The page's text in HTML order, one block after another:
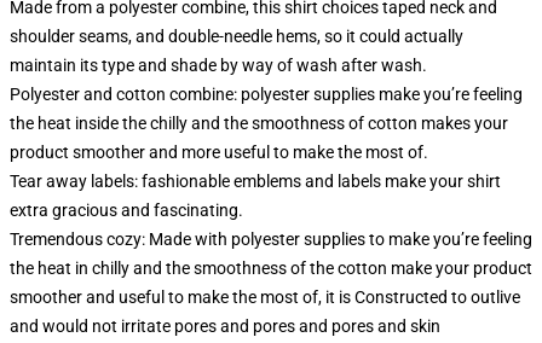
Made from a polyester combine, this shirt choices taped neck and
shoulder seams, and double-needle hems, so it could actually
maintain its type and shade by way of wash after wash.
Polyester and cotton combine: polyester supplies make you’re feeling
the heat inside the chilly and the smoothness of cotton makes your
product smoother and more useful to make the most of.
Tear away labels: fashionable emblems and labels make your shirt
extra gracious and fascinating.
Tremendous cozy: Made with polyester supplies to make you’re feeling
the heat in chilly and the smoothness of the cotton make your product
smoother and useful to make the most of, it is Constructed to outlive
and would not irritate pores and pores and pores and skin